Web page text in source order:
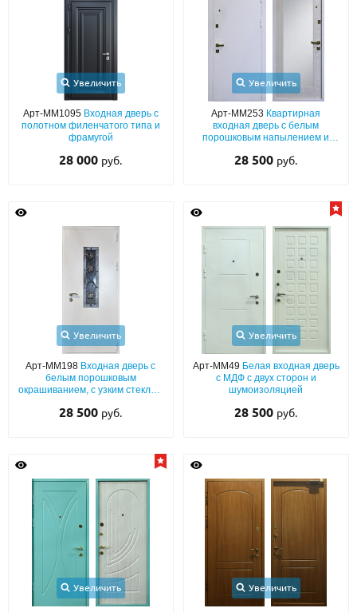
Увеличить
Арт-ММ1095 Входная дверь с
полотном филенчатого типа и
фрамугой
28 000 руб.
Увеличить
Арт-ММ253 Квартирная
входная дверь с белым
порошковым напылением и
28 500 руб.
Увеличить
Арт-ММ198 Входная дверь с
белым порошковым
окрашиванием, с узким стеклом
28 500 руб.
Увеличить
Арт-ММ49 Белая входная дверь
с МДФ с двух сторон и
шумоизоляцией
28 500 руб.
Увеличить Увеличить